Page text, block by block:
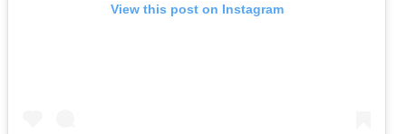
View this post on Instagram